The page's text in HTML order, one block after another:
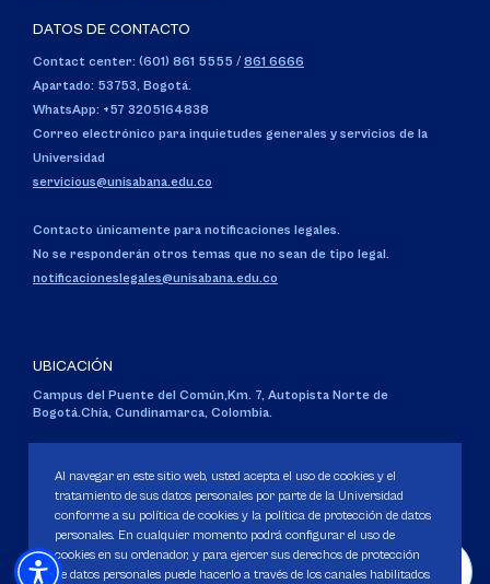
DATOS DE CONTACTO
Contact center: (601) 861 5555 / 861 6666
Apartado: 53753, Bogotá.
WhatsApp: +57 3205164838
Correo electrónico para inquietudes generales y servicios de la
Universidad
servicious@unisabana.edu.co
Contacto únicamente para notificaciones legales.
No se responderán otros temas que no sean de tipo legal.
notificacioneslegales@unisabana.edu.co
UBICACIÓN
Campus del Puente del Común,Km. 7, Autopista Norte de
Bogotá.Chía, Cundinamarca, Colombia.
Personería Jurídica:Resolución 130 del 14 de enero de 1980.
Ministerio de Educación Nacional.
Al navegar en este sitio web, usted acepta el uso de cookies y el
tratamiento de sus datos personales por parte de la Universidad
conforme a su política de cookies y la política de protección de datos
personales. En cualquier momento podrá configurar el uso de
cookies en su ordenador, y para ejercer sus derechos de protección
de datos personales puede hacerlo a través de los canales habilitados